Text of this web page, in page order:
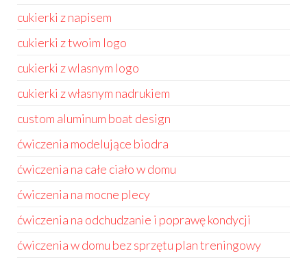
cukierki z napisem
cukierki z twoim logo
cukierki z wlasnym logo
cukierki z własnym nadrukiem
custom aluminum boat design
ćwiczenia modelujące biodra
ćwiczenia na całe ciało w domu
ćwiczenia na mocne plecy
ćwiczenia na odchudzanie i poprawę kondycji
ćwiczenia w domu bez sprzętu plan treningowy